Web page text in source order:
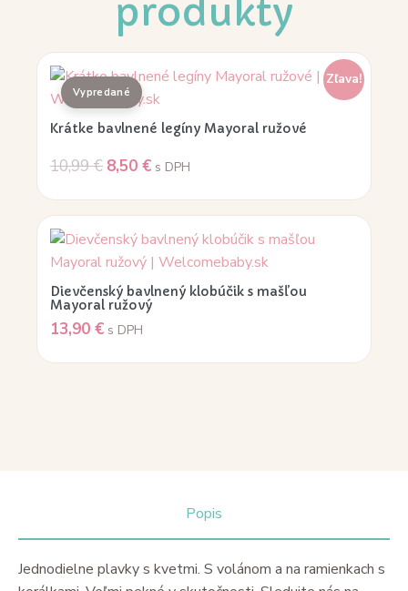
produkty
Zľava!
Krátke bavlnené legíny Mayoral ružové
10,99€ 8,50 € s DPH
Dievčenský bavlnený klobúčik s mašľou
Mayoral ružový
13,90 € s DPH
Popis
Jednodielne plavky s kvetmi. S volánom a na ramienkach s